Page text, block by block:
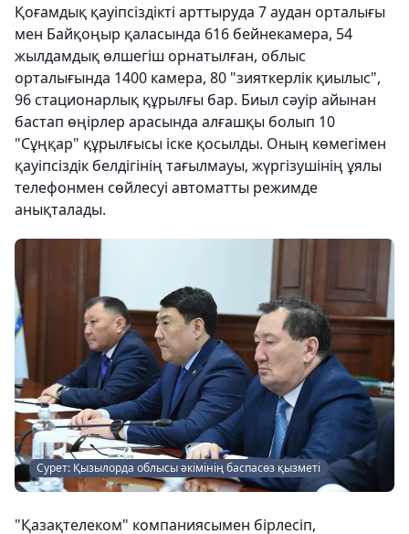
Қоғамдық қауіпсіздікті арттыруда 7 аудан орталығы
мен Байқоңыр қаласында 616 бейнекамера, 54
жылдамдық өлшегіш орнатылған, облыс
орталығында 1400 камера, 80 "зияткерлік қиылыс",
96 стационарлық құрылғы бар. Биыл сәуір айынан
бастап өңірлер арасында алғашқы болып 10
"Сұңқар" құрылғысы іске қосылды. Оның көмегімен
қауіпсіздік белдігінің тағылмауы, жүргізушінің ұялы
телефонмен сөйлесуі автоматты режимде
анықталады.
Сурет: Қызылорда облысы әкімінің баспасөз қызметі
"Қазақтелеком" компаниясымен бірлесіп,